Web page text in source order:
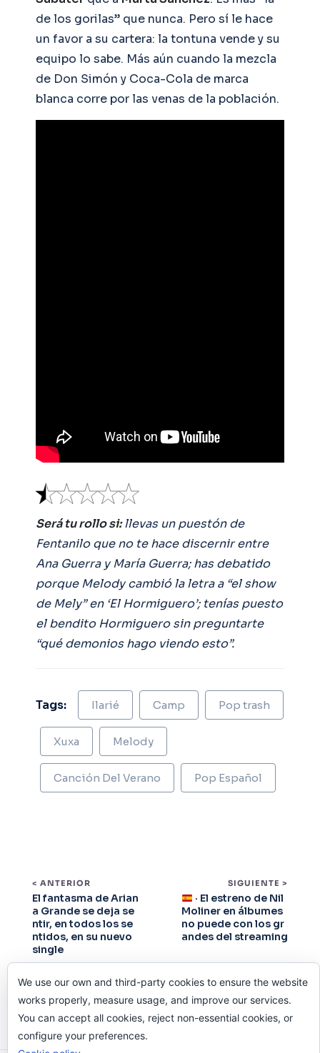
de los gorilas” que nunca. Pero sí le hace
un favor a su cartera: la tontuna vende y su
equipo lo sabe. Más aún cuando la mezcla
de Don Simón y Coca-Cola de marca
blanca corre por las venas de la población.
Será tu rollo si:llevas un puestón de
Fentanilo que no te hace discernir entre
Ana Guerra y María Guerra; has debatido
porque Melody cambió la letra a “el show
de Mely” en ‘El Hormiguero’; tenías puesto
el bendito Hormiguero sin preguntarte
“qué demonios hago viendo esto”.
Tags: Ilarié Camp Pop trash
Xuxa Melody
Canción Del Verano Pop Español
< ANTERIOR
El fantasma de Arian
a Grande se deja se
ntir, en todos los se
ntidos, en su nuevo
single
SIGUIENTE >
· El estreno de Nil
Moliner en álbumes
no puede con los gr
andes del streaming
We use our own and third-party cookies to ensure the website
works properly, measure usage, and improve our services.
You can accept all cookies, reject non-essential cookies, or
configure your preferences.